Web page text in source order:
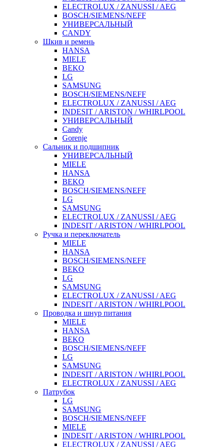
ELECTROLUX / ZANUSSI / AEG
BOSCH/SIEMENS/NEFF
УНИВЕРСАЛЬНЫЙ
CANDY
Шкив и ремень
HANSA
MIELE
BEKO
LG
SAMSUNG
BOSCH/SIEMENS/NEFF
ELECTROLUX / ZANUSSI / AEG
INDESIT / ARISTON / WHIRLPOOL
УНИВЕРСАЛЬНЫЙ
Candy
Gorenje
Сальник и подшипник
УНИВЕРСАЛЬНЫЙ
MIELE
HANSA
BEKO
BOSCH/SIEMENS/NEFF
LG
SAMSUNG
ELECTROLUX / ZANUSSI / AEG
INDESIT / ARISTON / WHIRLPOOL
Ручка и переключатель
MIELE
HANSA
BOSCH/SIEMENS/NEFF
BEKO
LG
SAMSUNG
ELECTROLUX / ZANUSSI / AEG
INDESIT / ARISTON / WHIRLPOOL
Проводка и шнур питания
MIELE
HANSA
BEKO
BOSCH/SIEMENS/NEFF
LG
SAMSUNG
INDESIT / ARISTON / WHIRLPOOL
ELECTROLUX / ZANUSSI / AEG
Патрубок
LG
SAMSUNG
BOSCH/SIEMENS/NEFF
MIELE
INDESIT / ARISTON / WHIRLPOOL
ELECTROLUX / ZANUSSI / AEG